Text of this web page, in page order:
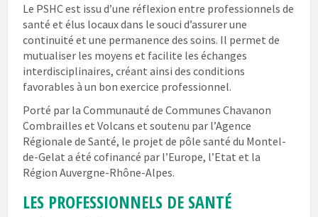
Le PSHC est issu d’une réflexion entre professionnels de
santé et élus locaux dans le souci d’assurer une
continuité et une permanence des soins. Il permet de
mutualiser les moyens et facilite les échanges
interdisciplinaires, créant ainsi des conditions
favorables à un bon exercice professionnel.
Porté par la Communauté de Communes Chavanon
Combrailles et Volcans et soutenu par l’Agence
Régionale de Santé, le projet de pôle santé du Montel-
de-Gelat a été cofinancé par l’Europe, l’Etat et la
Région Auvergne-Rhône-Alpes.
LES PROFESSIONNELS DE SANTÉ